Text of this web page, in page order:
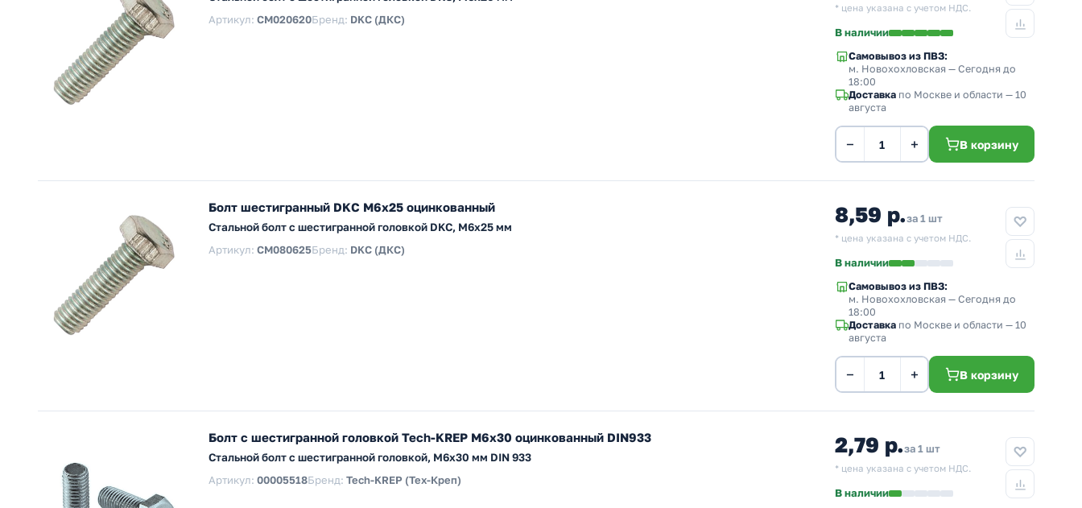
Артикул: CM020620Бренд: DKC (ДКС)
* цена указана с учетом НДС.
В наличии
Самовывоз из ПВЗ:
м. Новохохловская — Сегодня до
18:00
Доставка по Москве и области — 10
августа
− + В корзину
Болт шестигранный DKC М6х25 оцинкованный
Стальной болт с шестигранной головкой DKC, М6x25 мм
Артикул: CM080625Бренд: DKC (ДКС)
8,59 р.за 1 шт
* цена указана с учетом НДС.
В наличии
Самовывоз из ПВЗ:
м. Новохохловская — Сегодня до
18:00
Доставка по Москве и области — 10
августа
− + В корзину
Болт с шестигранной головкой Tech-KREP М6х30 оцинкованный DIN933
Стальной болт с шестигранной головкой, M6x30 мм DIN 933
Артикул: 00005518Бренд: Tech-KREP (Тех-Креп)
2,79 р.за 1 шт
* цена указана с учетом НДС.
В наличии